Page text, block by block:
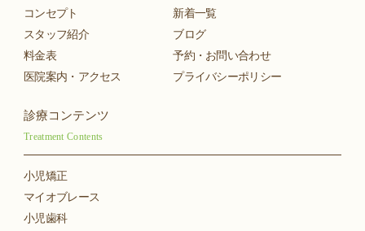
コンセプト
スタッフ紹介
料金表
医院案内・アクセス
新着一覧
ブログ
予約・お問い合わせ
プライバシーポリシー
診療コンテンツ
Treatment Contents
小児矯正
マイオブレース
小児歯科